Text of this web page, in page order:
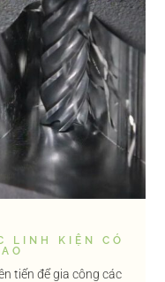
LINH KIỆN CÓ
tiến để gia công các